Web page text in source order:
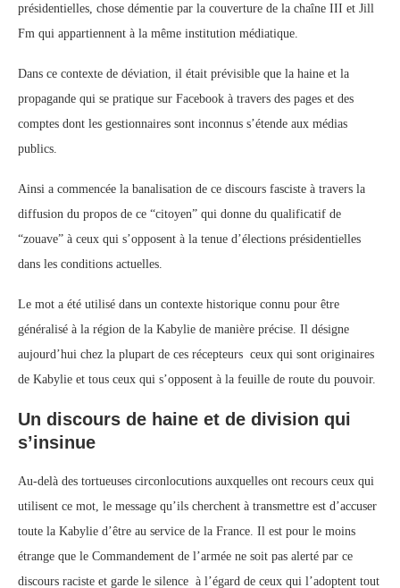
présidentielles, chose démentie par la couverture de la chaîne III et Jill
Fm qui appartiennent à la même institution médiatique.
Dans ce contexte de déviation, il était prévisible que la haine et la
propagande qui se pratique sur Facebook à travers des pages et des
comptes dont les gestionnaires sont inconnus s’étende aux médias
publics.
Ainsi a commencée la banalisation de ce discours fasciste à travers la
diffusion du propos de ce “citoyen” qui donne du qualificatif de
“zouave” à ceux qui s’opposent à la tenue d’élections présidentielles
dans les conditions actuelles.
Le mot a été utilisé dans un contexte historique connu pour être
généralisé à la région de la Kabylie de manière précise. Il désigne
aujourd’hui chez la plupart de ces récepteurs ceux qui sont originaires
de Kabylie et tous ceux qui s’opposent à la feuille de route du pouvoir.
Un discours de haine et de division qui
s’insinue
Au-delà des tortueuses circonlocutions auxquelles ont recours ceux qui
utilisent ce mot, le message qu’ils cherchent à transmettre est d’accuser
toute la Kabylie d’être au service de la France. Il est pour le moins
étrange que le Commandement de l’armée ne soit pas alerté par ce
discours raciste et garde le silence à l’égard de ceux qui l’adoptent tout